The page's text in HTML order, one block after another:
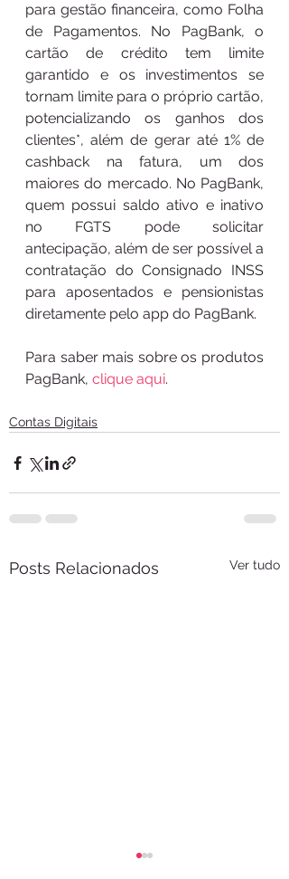
para gestão financeira, como Folha
de Pagamentos. No PagBank, o
cartão de crédito tem limite
garantido e os investimentos se
tornam limite para o próprio cartão,
potencializando os ganhos dos
clientes*, além de gerar até 1% de
cashback na fatura, um dos
maiores do mercado. No PagBank,
quem possui saldo ativo e inativo
no FGTS pode solicitar
antecipação, além de ser possível a
contratação do Consignado INSS
para aposentados e pensionistas
diretamente pelo app do PagBank.
Para saber mais sobre os produtos
PagBank, clique aqui.
Contas Digitais
Posts Relacionados Ver tudo